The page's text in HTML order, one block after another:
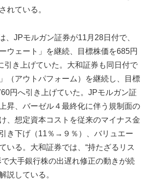
れている。
、JPモルガン証券が11月28日付で、
ウェート」を継続、目標株価を685円
引き上げていた。大和証券も同日付で
（アウトパフォーム）を継続し、目標
円へ引き上げていた。JPモルガン証
昇、バーゼル４最終化に伴う規制面の
、想定資本コストを従来のマイナス金
き下げ（11％→９％）、バリュエー
いる。大和証券では、“持たざるリス
で大手銀行株の出遅れ修正の動きが続
説している。